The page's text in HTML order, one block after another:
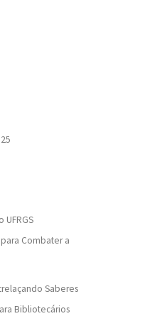
Combater a
Saberes
Bibliotecários